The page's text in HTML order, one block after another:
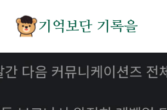
기억보단 기록을